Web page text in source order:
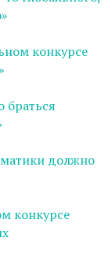
конкурсе
браться
должно
конкурсе